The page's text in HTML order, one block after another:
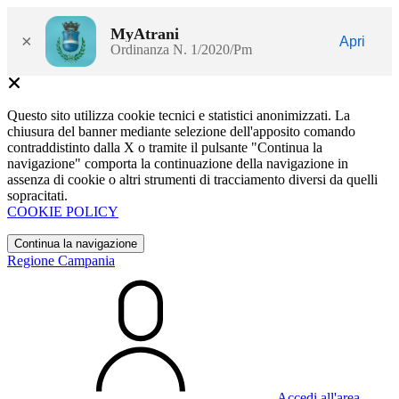
× MyAtrani
Ordinanza N. 1/2020/Pm
Apri
Questo sito utilizza cookie tecnici e statistici anonimizzati. La
chiusura del banner mediante selezione dell'apposito comando
contraddistinto dalla X o tramite il pulsante "Continua la
navigazione" comporta la continuazione della navigazione in
assenza di cookie o altri strumenti di tracciamento diversi da quelli
sopracitati.
COOKIE POLICY
Continua la navigazione
Regione Campania